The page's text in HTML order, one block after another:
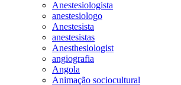
Anestesiologista
anestesiologo
Anestesista
anestesistas
Anesthesiologist
angiografia
Angola
Animação sociocultural